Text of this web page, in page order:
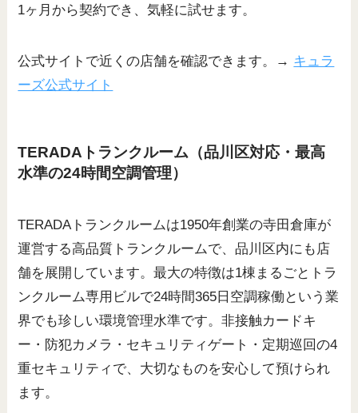
1ヶ月から契約でき、気軽に試せます。
公式サイトで近くの店舗を確認できます。→ キュラ
ーズ公式サイト
TERADAトランクルーム（品川区対応・最高
水準の24時間空調管理）
TERADAトランクルームは1950年創業の寺田倉庫が
運営する高品質トランクルームで、品川区内にも店
舗を展開しています。最大の特徴は1棟まるごとトラ
ンクルーム専用ビルで24時間365日空調稼働という業
界でも珍しい環境管理水準です。非接触カードキ
ー・防犯カメラ・セキュリティゲート・定期巡回の4
重セキュリティで、大切なものを安心して預けられ
ます。